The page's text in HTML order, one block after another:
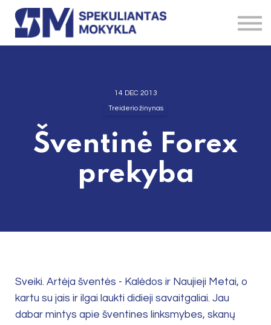
Brokeriai
14 DEC 2013
Treiderio žinynas
Šventinė Forex
prekyba
Sveiki. Artėja šventės - Kalėdos ir Naujieji Metai, o
kartu su jais ir ilgai laukti didieji savaitgaliai. Jau
dabar mintys apie šventines linksmybes, skanų